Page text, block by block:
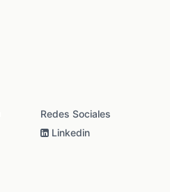
Redes Sociales
Linkedin